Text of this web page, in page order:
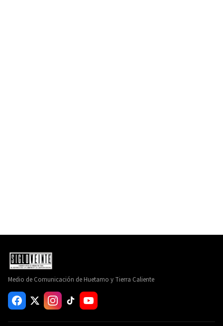
Medio de Comunicación de Huetamo y Tierra Caliente